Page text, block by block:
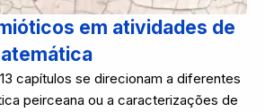
em atividades de
capítulos se direcionam a diferentes
peirceana ou a caracterizações de